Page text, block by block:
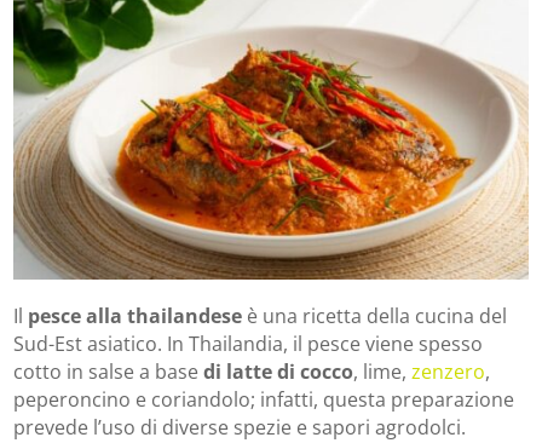
Il pesce alla thailandese è una ricetta della cucina del
Sud-Est asiatico. In Thailandia, il pesce viene spesso
cotto in salse a basedi latte di cocco, lime,zenzero,
peperoncino e coriandolo; infatti, questa preparazione
prevede l’uso di diverse spezie e sapori agrodolci.